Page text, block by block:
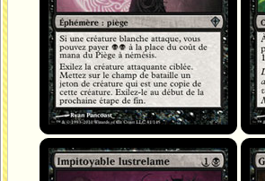
Impitoyable lustrelame